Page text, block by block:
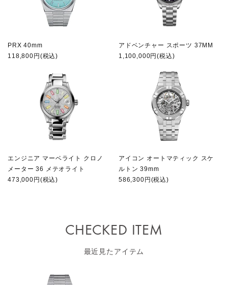
PRX 40mm
118,800円(税込)
アドベンチャー スポーツ 37MM
1,100,000円(税込)
エンジニア マーベライト クロノ
メーター 36 メテオライト
473,000円(税込)
アイコン オートマティック スケ
ルトン 39mm
586,300円(税込)
CHECKED ITEM
最近見たアイテム